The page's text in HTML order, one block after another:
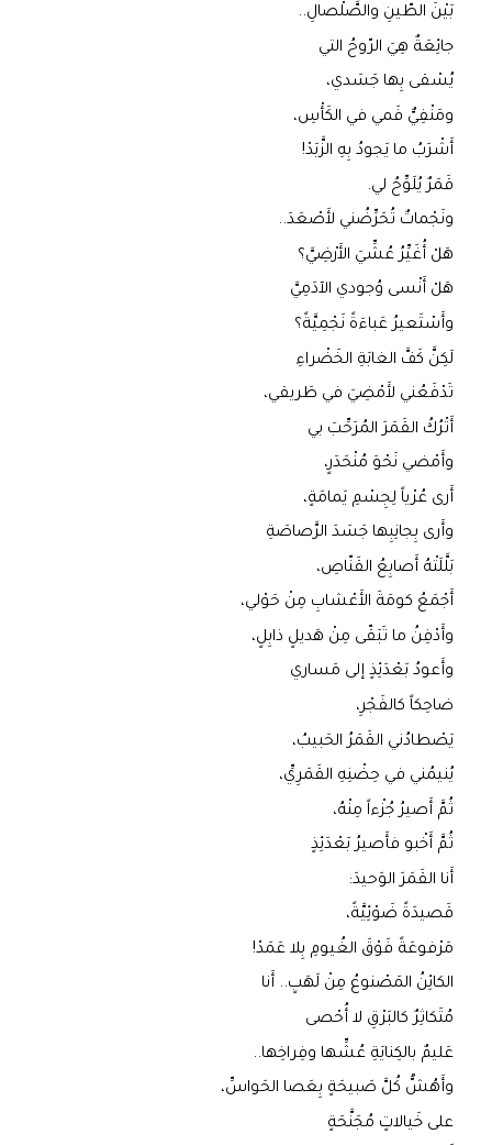
بَيْنَ الطّينِ والصَّلْصالِ..
جائِعَةٌ هِيَ الرّوحُ التي
يُسْقى بِها جَسَدي،
ومَنْفِيٌّ فَمي في الكَأْسِ،
أَشْرَبُ ما يَجودُ بِهِ الزَّبَدْ!
قَمَرٌ يُلَوِّحُ لي.
ونَجْماتٌ تُحَرِّضُني لأَصْعَدَ..
هَلْ أُغَيِّرُ عُشِّيَ الأَرْضِيَّ؟
هَلْ أَنْسى وُجودي الآدَمِيَّ
وأَسْتَعيرُ عَباءَةً نَجْمِيَّةً؟
لَكِنَّ كَفَّ الغابَةِ الخَضْراءِ
تَدْفَعُني لأَمْضِيَ في طَريقي،
أَتْرُكُ القَمَرَ المُرَحِّبَ بي
وأَمْضي نَحْوَ مُنْحَدَرٍ،
أَرى عُرْياً لِجِسْمِ يَمامَةٍ،
وأَرى بِجانِبِها جَسَدَ الرَّصاصَةِ
بَلَّلَتْهُ أَصابِعُ القَنّاصِ،
أَجْمَعُ كومَةَ الأَعْشابِ مِنْ حَوْلي،
وأَدْفِنُ ما تَبَقّى مِنْ هَديلٍ ذابِلٍ،
وأَعودُ بَعْدَئِذٍ إلى مَساري
ضاحِكاً كالفَجْرِ،
يَصْطادُني القَمَرُ الحَبيبُ،
يُنيمُني في حِضْنِهِ القَمَرِيِّ،
ثُمَّ أَصيرُ جُزْءاً مِنْهُ،
ثُمَّ أَخْبو فأَصيرُ بَعْدَئِذٍ
أَنا القَمَرَ الوَحيدَ:
قَصيدَةً ضَوْئِيَّةً،
مَرْفوعَةً فَوْقَ الغُيومِ بِلا عَمَدْ!
الكائِنُ المَصْنوعُ مِنْ لَهَبٍ.. أَنا
مُتَكاثِرٌ كالبَرْقِ لا أُحْصى
عَليمٌ بالكِنايَةِ عُشِّها وفِراخِها..
وأَهُشُّ كُلَّ صَبيحَةٍ بِعَصا الحَواسِّ،
على خَيالاتٍ مُجَنَّحَةٍ